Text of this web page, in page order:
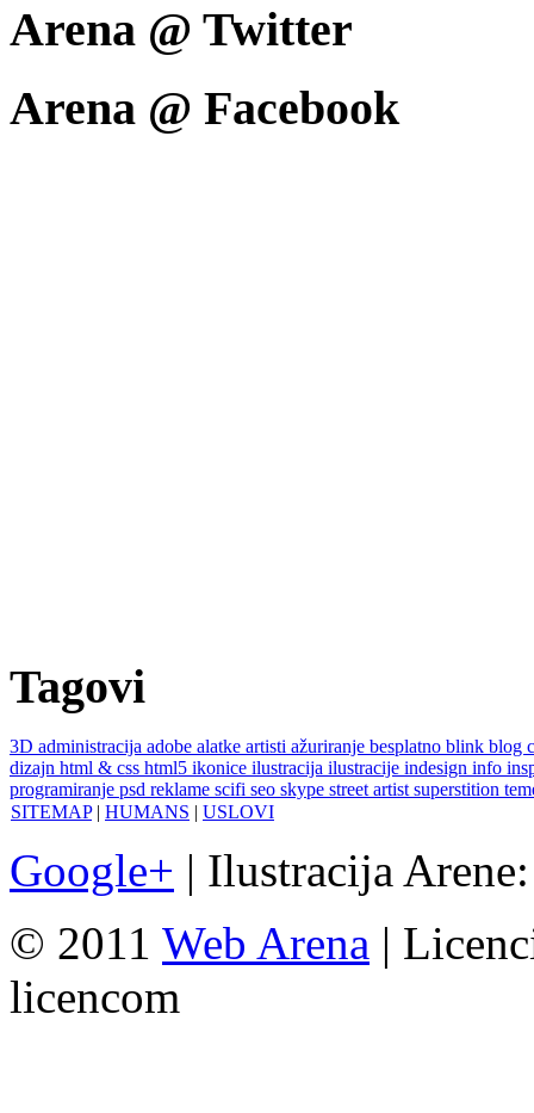
Arena @ Twitter
Arena @ Facebook
Tagovi
3D administracija adobe alatke artisti ažuriranje besplatno blink blog
dizajn html & css html5 ikonice ilustracija ilustracije indesign info
programiranje psd reklame scifi seo skype street artist superstition
SITEMAP| HUMANS | USLOVI
Google+ | Ilustracija
© 2011 Web Arena |
licencom